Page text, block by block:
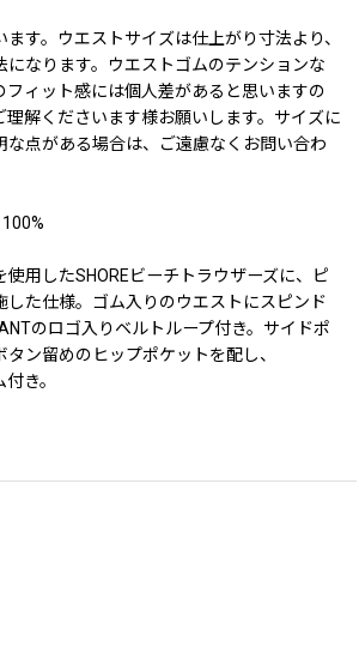
す。ウエストサイズは仕上がり寸法より、
になります。ウエストゴムのテンションな
フィット感には個人差があると思いますの
理解くださいます様お願いします。サイズに
な点がある場合は、ご遠慮なくお問い合わ
用したSHOREビーチトラウザーズに、ピ
した仕様。ゴム入りのウエストにスピンド
のロゴ入りベルトループ付き。サイドポ
ン留めのヒップポケットを配し、
き。